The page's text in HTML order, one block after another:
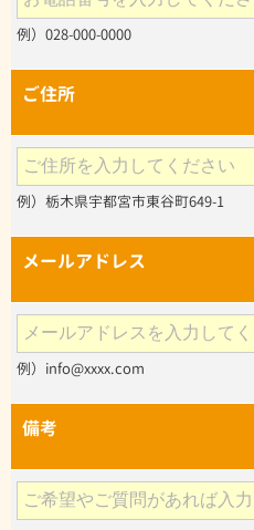
例）028-000-0000
ご住所
例）栃木県宇都宮市東谷町649-1
メールアドレス
例）info@xxxx.com
備考